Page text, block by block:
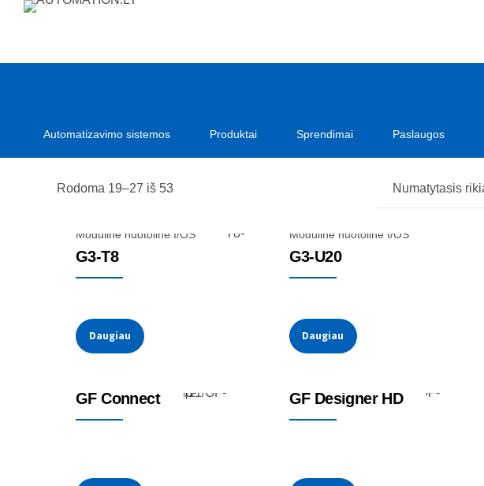
Automatizavimo sistemos Produktai Sprendimai Paslaugos
Rodoma 19–27 iš 53
Modulinė nuotolinė I/OS
G3-T8
Daugiau
Modulinė nuotolinė I/OS
G3-U20
Daugiau
GF Connect GF Designer HD